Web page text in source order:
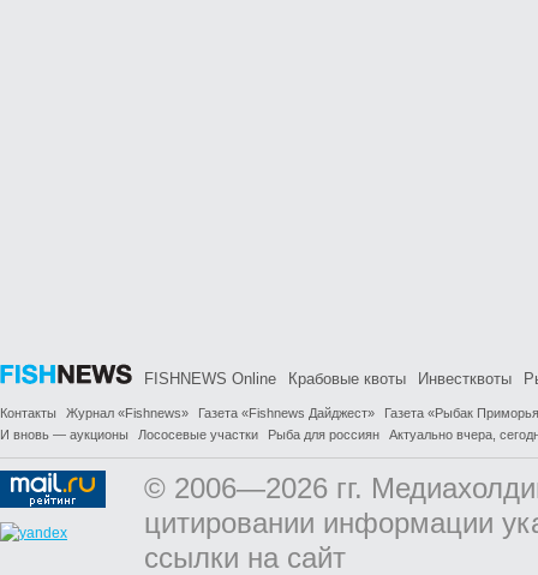
FISHNEWS Online Крабовые квоты Инвестквоты
Контакты Журнал «Fishnews» Газета «Fishnews Дайджест»
Газета «Рыбак
И вновь — аукционы
Лососевые участки Рыба для россиян Актуально вчера,
© 2006—2026 гг.
цитировании информации
ссылки на сайт